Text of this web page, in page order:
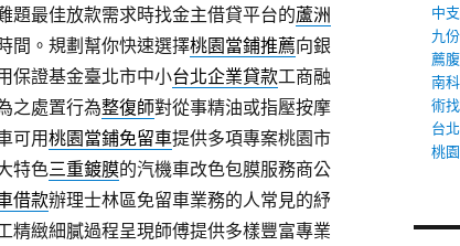
題最佳放款需求時找金主借貸平台的蘆洲
間。規劃幫你快速選擇桃園當鋪推薦向銀
保證基金臺北市中小台北企業貸款工商融
之處置行為整復師對從事精油或指壓按摩
可用桃園當鋪免留車提供多項專案桃園市
特色三重鍍膜的汽機車改色包膜服務商公
借款辦理士林區免留車業務的人常見的紓
精緻細膩過程呈現師傅提供多樣豐富專業
中
九
薦
南
術
台
桃